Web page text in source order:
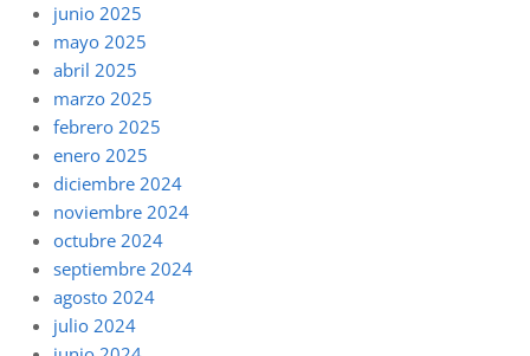
junio 2025
mayo 2025
abril 2025
marzo 2025
febrero 2025
enero 2025
diciembre 2024
noviembre 2024
octubre 2024
septiembre 2024
agosto 2024
julio 2024